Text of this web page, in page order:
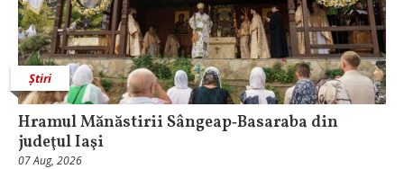
Știri
Hramul Mănăstirii Sângeap‑Basaraba din
judeţul Iaşi
07 Aug, 2026